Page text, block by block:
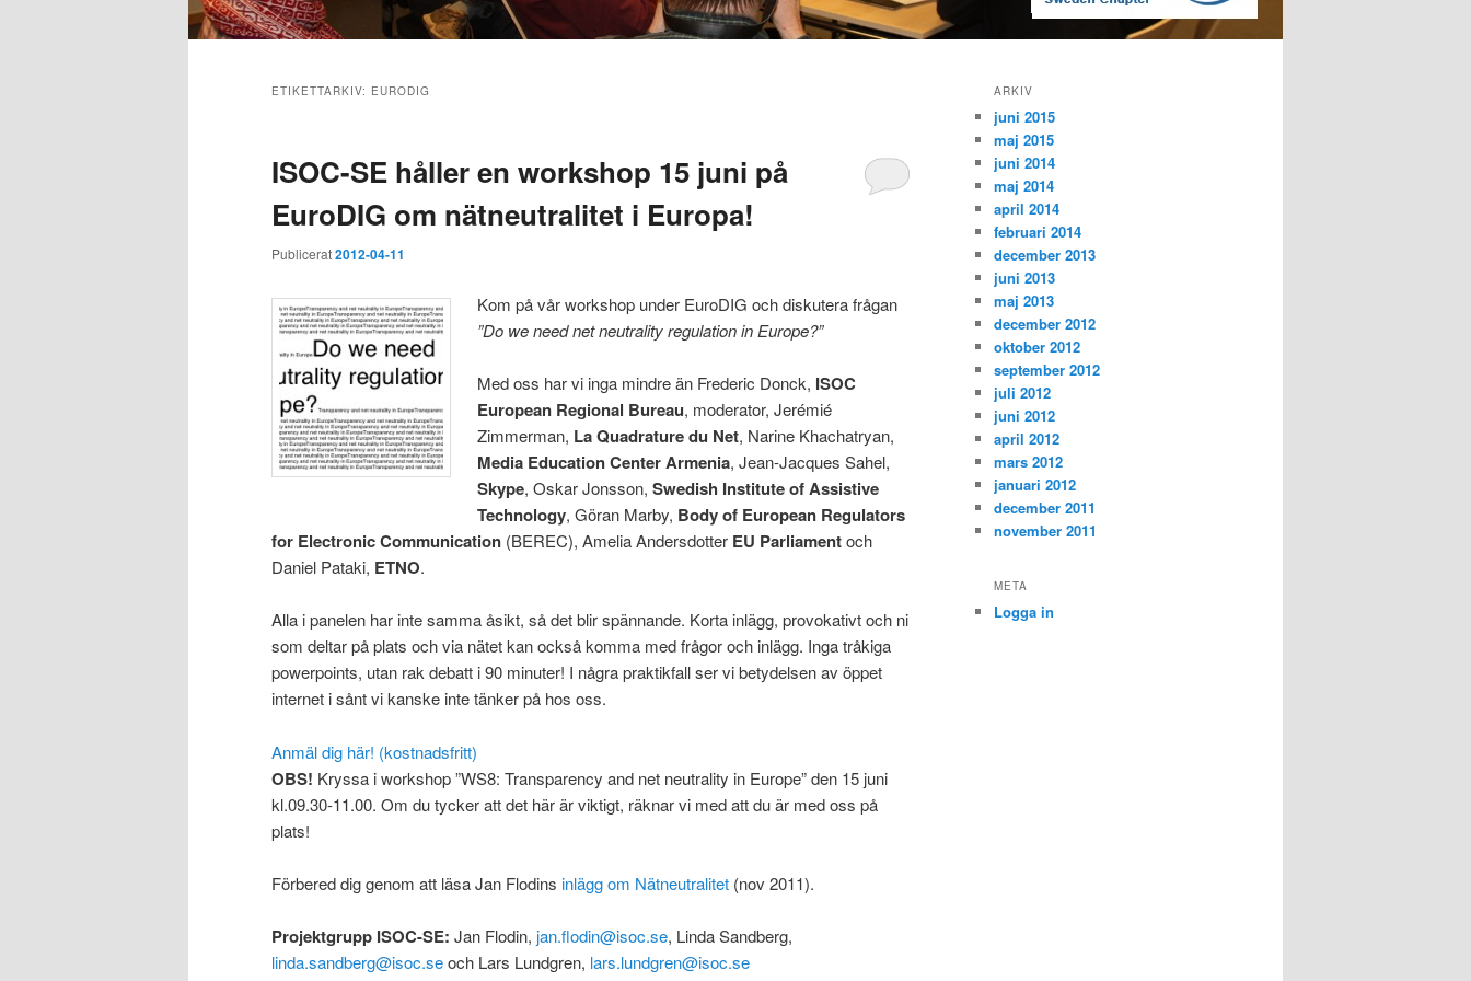
ETIKETTARKIV: EURODIG
ISOC-SE håller en workshop 15 juni på
EuroDIG om nätneutralitet i Europa!
Publicerat2012-04-11
Kom på vår workshop under EuroDIG och diskutera frågan
”Do we need net neutrality regulation in Europe?”
Med oss har vi inga mindre än Frederic Donck, ISOC
European Regional Bureau, moderator, Jerémié
Zimmerman, La Quadrature du Net, Narine Khachatryan,
Media Education Center Armenia, Jean-Jacques Sahel,
Skype, Oskar Jonsson,Swedish Institute of Assistive
Technology, Göran Marby, Body of European Regulators
for Electronic Communication (BEREC), Amelia Andersdotter EU Parliamentoch
Daniel Pataki, ETNO.
Alla i panelen har inte samma åsikt, så det blir spännande. Korta inlägg, provokativt och ni
som deltar på plats och via nätet kan också komma med frågor och inlägg. Inga tråkiga
powerpoints, utan rak debatt i 90 minuter! I några praktikfall ser vi betydelsen av öppet
internet i sånt vi kanske inte tänker på hos oss.
Anmäl dig här! (kostnadsfritt)
OBS! Kryssa i workshop ”WS8: Transparency and net neutrality in Europe” den 15 juni
kl.09.30-11.00. Om du tycker att det här är viktigt, räknar vi med att du är med oss på
plats!
Förbered dig genom att läsa Jan Flodins inlägg om Nätneutralitet (nov 2011).
Projektgrupp ISOC-SE: Jan Flodin, jan.flodin@isoc.se, Linda Sandberg,
linda.sandberg@isoc.seoch Lars Lundgren, lars.lundgren@isoc.se
ARKIV
juni 2015
maj 2015
juni 2014
maj 2014
april 2014
februari 2014
december 2013
juni 2013
maj 2013
december 2012
oktober 2012
september 2012
juli 2012
juni 2012
april 2012
mars 2012
januari 2012
december 2011
november 2011
META
Logga in